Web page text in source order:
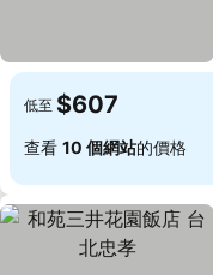
低至 $607
查看 10 個網站的價格